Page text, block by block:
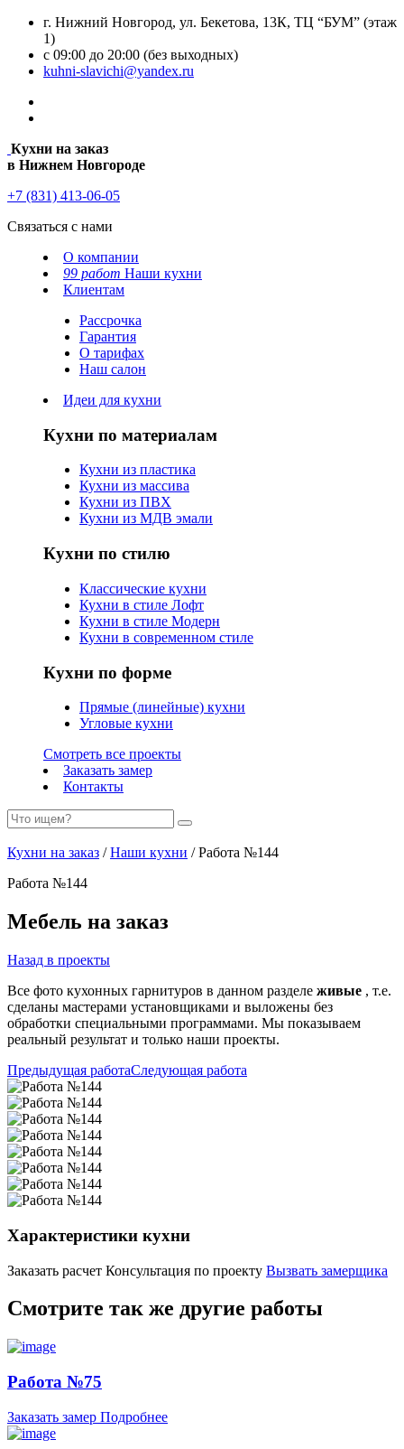
г. Нижний Новгород, ул. Бекетова, 13К, ТЦ “БУМ” (этаж
1)
с 09:00 до 20:00 (без выходных)
kuhni-slavichi@yandex.ru
Кухни на заказ
в Нижнем Новгороде
+7 (831) 413-06-05
Связаться с нами
О компании
99 работ Наши кухни
Клиентам
Рассрочка
Гарантия
О тарифах
Наш салон
Идеи для кухни
Кухни по материалам
Кухни из пластика
Кухни из массива
Кухни из ПВХ
Кухни из МДВ эмали
Кухни по стилю
Классические кухни
Кухни в стиле Лофт
Кухни в стиле Модерн
Кухни в современном стиле
Кухни по форме
Прямые (линейные) кухни
Угловые кухни
Смотреть все проекты
Заказать замер
Контакты
Кухни на заказ /Наши кухни / Работа №144
Работа №144
Мебель на заказ
Назад в проекты
Все фото кухонных гарнитуров в данном разделе живые , т.е.
сделаны мастерами установщиками и выложены без
обработки специальными программами. Мы показываем
реальный результат и только наши проекты.
Предыдущая работаСледующая работа
Характеристики кухни
Заказать расчет Консультация по проекту Вызвать замерщика
Смотрите так же другие работы
Работа №75
Заказать замер Подробнее